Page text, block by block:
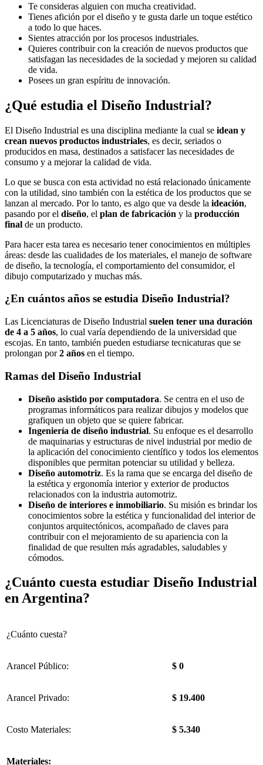
Te consideras alguien con mucha creatividad.
Tienes afición por el diseño y te gusta darle un toque estético
a todo lo que haces.
Sientes atracción por los procesos industriales.
Quieres contribuir con la creación de nuevos productos que
satisfagan las necesidades de la sociedad y mejoren su calidad
de vida.
Posees un gran espíritu de innovación.
¿Qué estudia el Diseño Industrial?
El Diseño Industrial es una disciplina mediante la cual se idean y
crean nuevos productos industriales, es decir, seriados o
producidos en masa, destinados a satisfacer las necesidades de
consumo y a mejorar la calidad de vida.
Lo que se busca con esta actividad no está relacionado únicamente
con la utilidad, sino también con la estética de los productos que se
lanzan al mercado. Por lo tanto, es algo que va desde la ideación,
pasando por el diseño, el plan de fabricación y la producción
final de un producto.
Para hacer esta tarea es necesario tener conocimientos en múltiples
áreas: desde las cualidades de los materiales, el manejo de software
de diseño, la tecnología, el comportamiento del consumidor, el
dibujo computarizado y muchas más.
¿En cuántos años se estudia Diseño Industrial?
Las Licenciaturas de Diseño Industrial suelen tener una duración
de 4 a 5 años, lo cual varía dependiendo de la universidad que
escojas. En tanto, también pueden estudiarse tecnicaturas que se
prolongan por2 años en el tiempo.
Ramas del Diseño Industrial
Diseño asistido por computadora. Se centra en el uso de
programas informáticos para realizar dibujos y modelos que
grafiquen un objeto que se quiere fabricar.
Ingeniería de diseño industrial. Su enfoque es el desarrollo
de maquinarias y estructuras de nivel industrial por medio de
la aplicación del conocimiento científico y todos los elementos
disponibles que permitan potenciar su utilidad y belleza.
Diseño automotriz. Es la rama que se encarga del diseño de
la estética y ergonomía interior y exterior de productos
relacionados con la industria automotriz.
Diseño de interiores e inmobiliario. Su misión es brindar los
conocimientos sobre la estética y funcionalidad del interior de
conjuntos arquitectónicos, acompañado de claves para
contribuir con el mejoramiento de su apariencia con la
finalidad de que resulten más agradables, saludables y
cómodos.
¿Cuánto cuesta estudiar Diseño Industrial
en Argentina?
¿Cuánto cuesta?
Arancel Público: $ 0
Arancel Privado: $ 19.400
Costo Materiales: $ 5.340
Materiales: